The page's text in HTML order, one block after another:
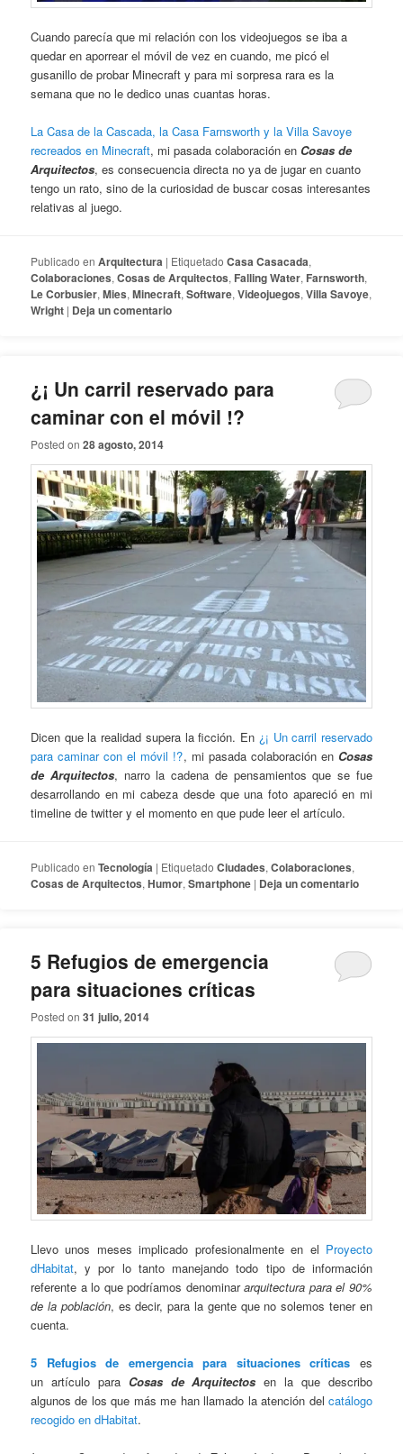
Cuando parecía que mi relación con los videojuegos se iba a
quedar en aporrear el móvil de vez en cuando, me picó el
gusanillo de probar Minecraft y para mi sorpresa rara es la
semana que no le dedico unas cuantas horas.
La Casa de la Cascada, la Casa Farnsworth y la Villa Savoye
recreados en Minecraft, mi pasada colaboración en Cosas de
Arquitectos, es consecuencia directa no ya de jugar en cuanto
tengo un rato, sino de la curiosidad de buscar cosas interesantes
relativas al juego.
Publicado en Arquitectura | Etiquetado Casa Casacada,
Colaboraciones,Cosas de Arquitectos, Falling Water, Farnsworth,
Le Corbusier,Mies,Minecraft,Software,Videojuegos,Villa Savoye,
Wright | Deja un comentario
¿¡ Un carril reservado para
caminar con el móvil !?
Posted on28 agosto, 2014
Dicen que la realidad supera la ficción. En ¿¡ Un carril reservado
para caminar con el móvil !?, mi pasada colaboración en Cosas
de Arquitectos, narro la cadena de pensamientos que se fue
desarrollando en mi cabeza desde que una foto apareció en mi
timeline de twitter y el momento en que pude leer el artículo.
Publicado en Tecnología | Etiquetado Ciudades,Colaboraciones,
Cosas de Arquitectos,Humor,Smartphone | Deja un comentario
5 Refugios de emergencia
para situaciones críticas
Posted on31 julio, 2014
Llevo unos meses implicado profesionalmente en el Proyecto
dHabitat, y por lo tanto manejando todo tipo de información
referente a lo que podríamos denominararquitectura para el 90%
de la población, es decir, para la gente que no solemos tener en
cuenta.
5 Refugios de emergencia para situaciones críticas es
un artículo para Cosas de Arquitectos en la que describo
algunos de los que más me han llamado la atención del catálogo
recogido en dHabitat.